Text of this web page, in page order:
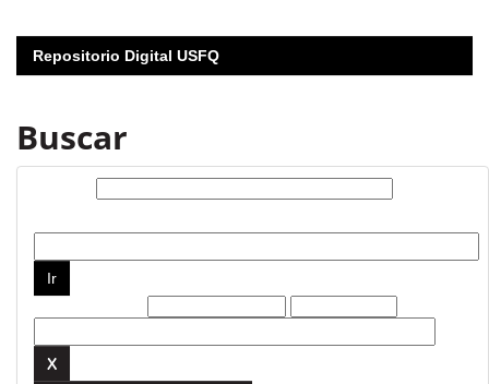
Repositorio Digital USFQ
Buscar